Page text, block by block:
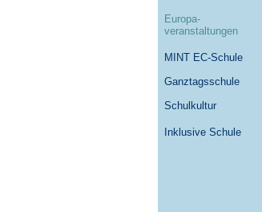
Europa-
veranstaltungen
MINT EC-Schule
Ganztagsschule
Schulkultur
Inklusive Schule